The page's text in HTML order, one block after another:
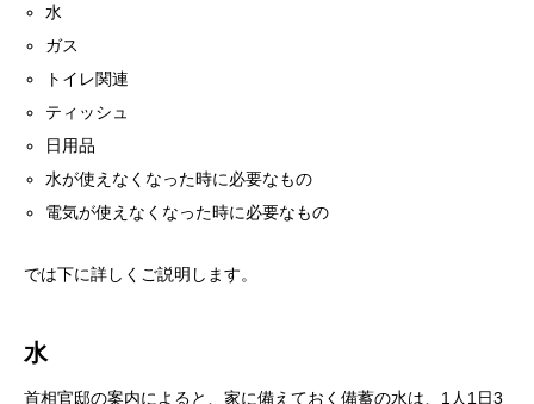
水
ガス
トイレ関連
ティッシュ
日用品
水が使えなくなった時に必要なもの
電気が使えなくなった時に必要なもの
では下に詳しくご説明します。
水
首相官邸の案内によると、家に備えておく備蓄の水は、1人1日3